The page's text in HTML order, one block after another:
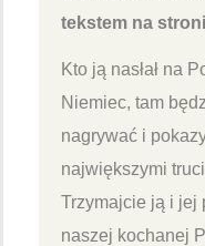
tekstem na
Kto ją nasłał na
Niemiec, tam
nagrywać i
największymi
Trzymajcie ją i jej
naszej kochanej